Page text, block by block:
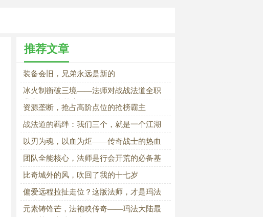
推荐文章
装备会旧，兄弟永远是新的
冰火制衡破三境——法师对战战法道全职
业高阶PK实战详解
资源垄断，抢占高阶点位的抢榜霸主
战法道的羁绊：我们三个，就是一个江湖
以刃为魂，以血为炬——传奇战士的热血
征程
团队全能核心，法师是行会开荒的必备基
石
比奇城外的风，吹回了我的十七岁
偏爱远程拉扯走位？这版法师，才是玛法
大陆真正的操作天花板
元素铸锋芒，法袍映传奇——玛法大陆最